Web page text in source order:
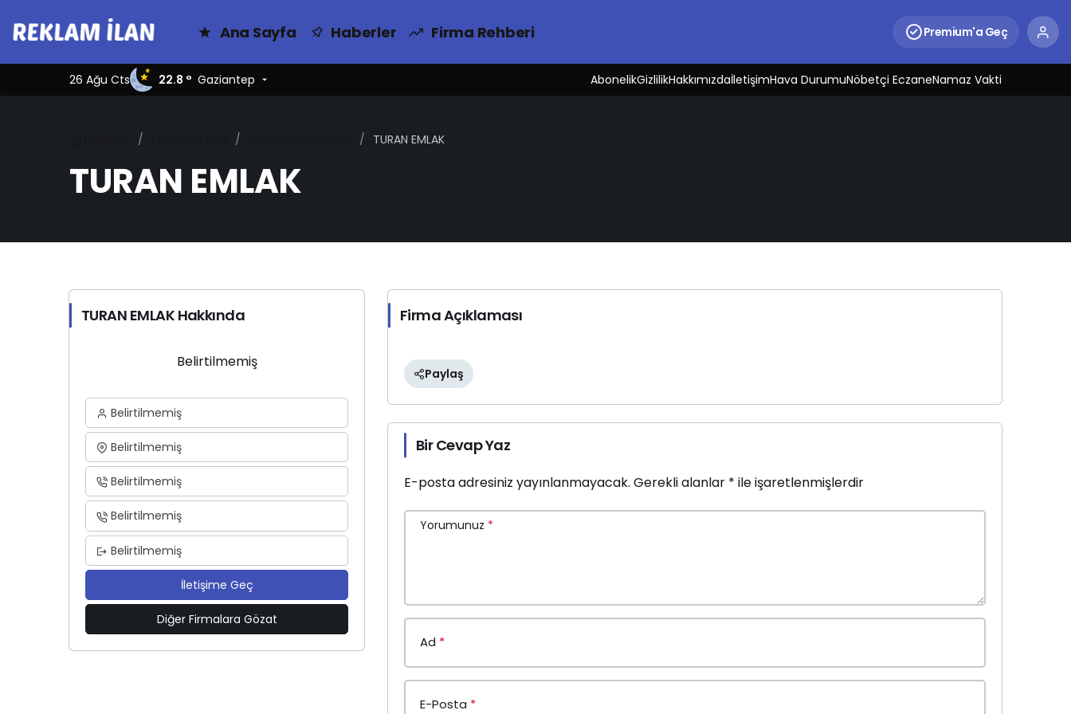
Ana Sayfa Haberler Firma Rehberi Premium'a Geç
26 Ağu Cts 22.8 ° Gaziantep AbonelikGizlilikHakkımızdaİletişimHava DurumuNöbetçi EczaneNamaz Vakti
TURAN EMLAK
TURAN EMLAK
TURAN EMLAK Hakkında
Belirtilmemiş
Belirtilmemiş
Belirtilmemiş
Belirtilmemiş
Belirtilmemiş
Belirtilmemiş
İletişime Geç
Diğer Firmalara Gözat
Firma Açıklaması
Paylaş
Bir Cevap Yaz
E-posta adresiniz yayınlanmayacak. Gerekli alanlar * ile işaretlenmişlerdir
Yorumunuz *
Ad *
E-Posta *